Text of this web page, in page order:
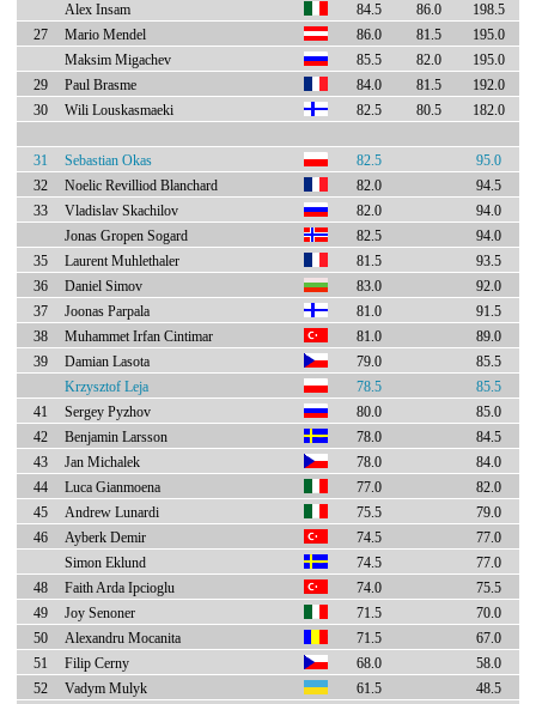
Alex Insam
84.5 86.0
198.5
27
Mario Mendel 86.0 81.5
195.0
Maksim Migachev
85.5 82.0
195.0
29
Paul Brasme 84.0 81.5
192.0
30
Wili Louskasmaeki 82.5 80.5 182.0
31 Sebastian Okas 82.5
95.0
32
Noelic Revilliod Blanchard 82.0
94.5
33
Vladislav Skachilov 82.0
94.0
Jonas Gropen Sogard
82.5
94.0
35
Laurent Muhlethaler 81.5
93.5
36
Daniel Simov 83.0
92.0
37
Joonas Parpala 81.0
91.5
38
Muhammet Irfan Cintimar 81.0
89.0
39
Damian Lasota 79.0
85.5
Krzysztof Leja
78.5
85.5
41
Sergey Pyzhov 80.0
85.0
42
Benjamin Larsson 78.0
84.5
43
Jan Michalek 78.0
84.0
44
Luca Gianmoena 77.0
82.0
45
Andrew Lunardi 75.5
79.0
46
Ayberk Demir 74.5
77.0
Simon Eklund
74.5
77.0
48
Faith Arda Ipcioglu 74.0
75.5
49
Joy Senoner 71.5
70.0
50
Alexandru Mocanita 71.5
67.0
51
Filip Cerny 68.0
58.0
52
Vadym Mulyk 61.5
48.5